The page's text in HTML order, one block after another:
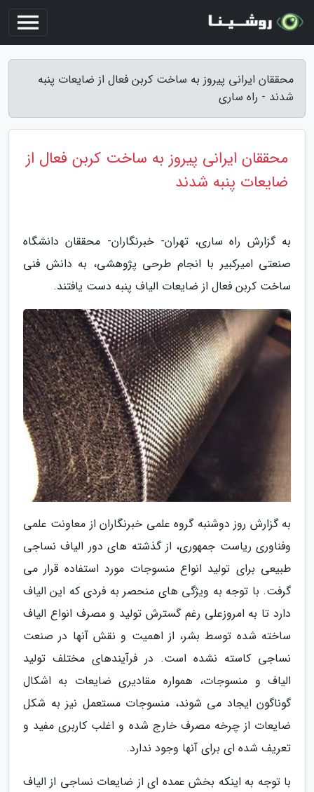
محققان ایرانی پیروز به ساخت کربن فعال از ضایعات پنبه
شدند - راه ساری
محققان ایرانی پیروز به ساخت کربن فعال از
ضایعات پنبه شدند
به گزارش راه ساری، تهران- خبرنگاران- محققان دانشگاه
صنعتی امیرکبیر با انجام طرحی پژوهشی، به دانش فنی
ساخت کربن فعال از ضایعات الیاف پنبه دست یافتند.
به گزارش روز دوشنبه گروه علمی خبرنگاران از معاونت علمی
وفناوری ریاست جمهوری، از گذشته های دور الیاف نساجی
طبیعی برای تولید انواع منسوجات مورد استفاده قرار می
گرفت. با توجه به ویژگی های منحصر به فردی که این الیاف
دارد تا به امروزعلی رغم گسترش تولید و مصرف انواع الیاف
ساخته شده توسط بشر، از اهمیت و نقش آنها در صنعت
نساجی کاسته نشده است. در فرآیندهای مختلف تولید
الیاف و منسوجات، همواره مقادیری ضایعات به اشکال
گوناگون ایجاد می شوند، منسوجات مستعمل نیز به شکل
ضایعات از چرخه مصرف خارج شده و اغلب کاربری مفید و
تعریف شده ای برای آنها وجود ندارد.
با توجه به اینکه بخش عمده ای از ضایعات نساجی از الیاف